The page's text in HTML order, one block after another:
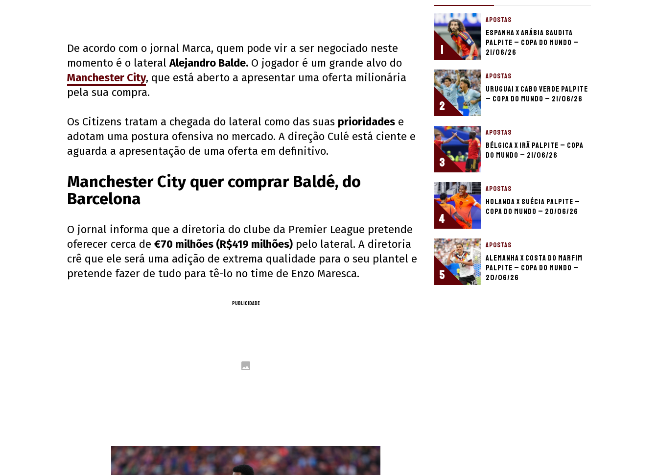
De acordo com o jornal Marca, quem pode vir a ser negociado neste
momento é o lateralAlejandro Balde. O jogador é um grande alvo do
Manchester City, que está aberto a apresentar uma oferta milionária
pela sua compra.
Os Citizens tratam a chegada do lateral como das suas prioridades e
adotam uma postura ofensiva no mercado. A direção Culé está ciente e
aguarda a apresentação de uma oferta em definitivo.
Manchester City quer comprar Baldé, do
Barcelona
O jornal informa que a diretoria do clube da Premier League pretende
oferecer cerca de €70 milhões (R$419 milhões) pelo lateral. A diretoria
crê que ele será uma adição de extrema qualidade para o seu plantel e
pretende fazer de tudo para tê-lo no time de Enzo Maresca.
PUBLICIDADE
1
APOSTAS
Espanha x Arábia Saudita
palpite – Copa do Mundo –
21/06/26
2
APOSTAS
Uruguai x Cabo Verde palpite
– Copa do Mundo – 21/06/26
3
APOSTAS
Bélgica x Irã palpite – Copa
do Mundo – 21/06/26
4
APOSTAS
Holanda x Suécia palpite –
Copa do Mundo – 20/06/26
5
APOSTAS
Alemanha x Costa do Marfim
palpite – Copa do Mundo –
20/06/26